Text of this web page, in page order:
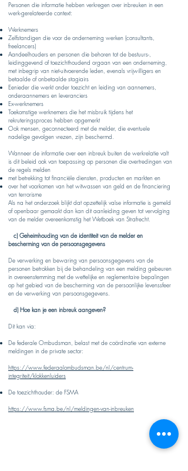
Personen die informatie hebben verkregen over inbreuken in een
werk-gerelateerde context:
Werknemers
Zelfstandigen die voor de onderneming werken (consultants,
freelancers)
Aandeelhouders en personen die behoren tot de bestuurs-,
leidinggevend of toezichthoudend orgaan van een onderneming,
met inbegrip van niet-uitvoerende leden, evenals vrijwilligers en
betaalde of onbetaalde stagiairs
Eenieder die werkt onder toezicht en leiding van aannemers,
onderaannemers en leveranciers
Ex-werknemers
Toekomstige werknemers die het misbruik tijdens het
rekruteringsproces hebben opgemerkt
Ook mensen, geconnecteerd met de melder, die eventuele
nadelige gevolgen vrezen, zijn beschermd.
Wanneer de informatie over een inbreuk buiten de werkrelatie valt
is dit beleid ook van toepassing op personen die overtredingen van
de regels melden
met betrekking tot financiële diensten, producten en markten en
over het voorkomen van het witwassen van geld en de financiering
van terrorisme
Als na het onderzoek blijkt dat opzettelijk valse informatie is gemeld
of openbaar gemaakt dan kan dit aanleiding geven tot vervolging
van de melder overeenkomstig het Wetboek van Strafrecht.
c) Geheimhouding van de identiteit van de melder en
bescherming van de persoonsgegevens​
De verwerking en bewaring van persoonsgegevens van de
personen betrokken bij de behandeling van een melding gebeuren
in overeenstemming met de wettelijke en reglementaire bepalingen
op het gebied van de bescherming van de persoonlijke levenssfeer
en de verwerking van persoonsgegevens.
d) Hoe kan je een inbreuk aangeven?
Dit kan via:
De federale Ombudsman, belast met de coördinatie van externe
meldingen in de private sector:
​https://www.federaalombudsman.be/nl/centrum-
integriteit/klokkenluiders
De toezichthouder: de FSMA
https://www.fsma.be/nl/meldingen-van-inbreuken